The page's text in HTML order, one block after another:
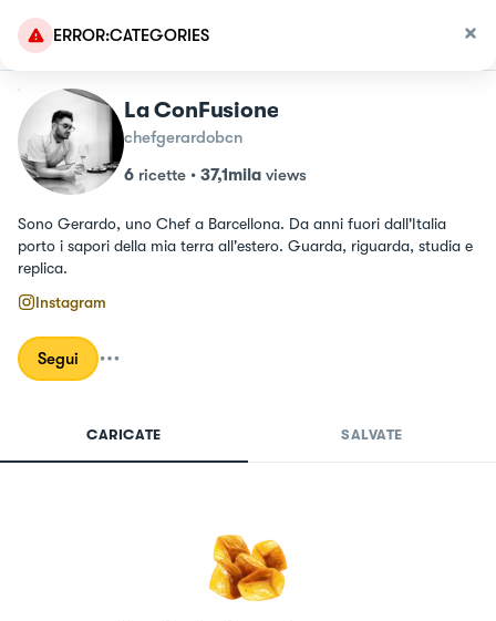
ERROR:CATEGORIES
La ConFusione
chefgerardobcn
6 ricette • 37,1mila views
Sono Gerardo, uno Chef a Barcellona. Da anni fuori dall'Italia
porto i sapori della mia terra all'estero. Guarda, riguarda, studia e
replica.
Instagram
Segui
CARICATE SALVATE